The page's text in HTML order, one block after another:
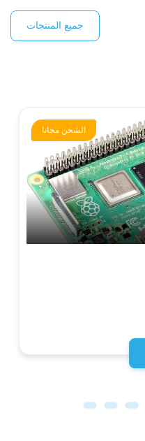
جميع المنتجات
الشحن مجانا